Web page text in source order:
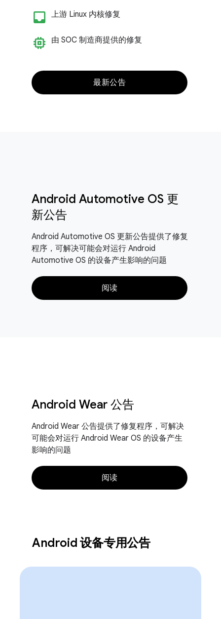
inbox_customize
上游 Linux 内核修复
memory 由 SOC 制造商提供的修复
最新公告
Android Automotive OS 更
新公告
Android Automotive OS 更新公告提供了修复
程序，可解决可能会对运行 Android
Automotive OS 的设备产生影响的问题
阅读
Android Wear 公告
Android Wear 公告提供了修复程序，可解决
可能会对运行 Android Wear OS 的设备产生
影响的问题
阅读
Android 设备专用公告